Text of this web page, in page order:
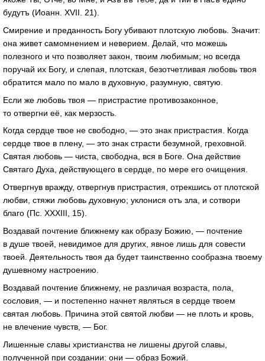
будутъ (Иоанн. XVII. 21).
Смирение и преданность Богу убивают плотскую любовь. Значит:
она живет самомнением и неверием. Делай, что можешь
полезного и что позволяет закон, твоим любимым; но всегда
поручай их Богу, и слепая, плотская, безотчетливая любовь твоя
обратится мало по мало в духовную, разумную, святую.
Если же любовь твоя — пристрастие противозаконное,
то отвергни её, как мерзость.
Когда сердце твое не свободно, — это знак пристрастия. Когда
сердце твое в плену, — это знак страсти безумной, греховной.
Святая любовь — чиста, свободна, вся в Боге. Она действие
Святаго Духа, действующего в сердце, по мере его очищения.
Отвергнув вражду, отвергнув пристрастия, отрекшись от плотской
любви, стяжи любовь духовную; уклонися отъ зла, и сотвори
благо (Пс. XXXIII, 15).
Воздавай почтение ближнему как образу Божию, — почтение
в душе твоей, невидимое для других, явное лишь для совести
твоей. Деятельность твоя да будет таинственно сообразна твоему
душевному настроению.
Воздавай почтение ближнему, не различая возраста, пола,
сословия, — и постепенно начнет являться в сердце твоем
святая любовь. Причина этой святой любви — не плоть и кровь,
не влечение чувств, — Бог.
Лишенные славы христианства не лишены другой славы,
полученной при создании: они — образ Божий.